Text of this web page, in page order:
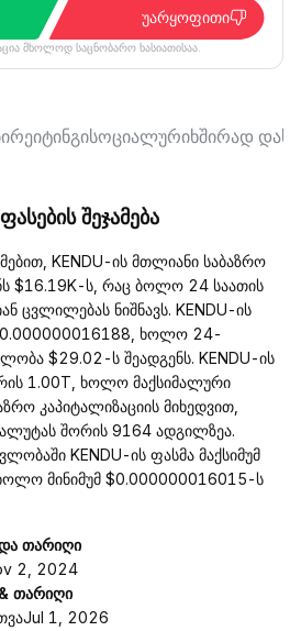
უარყოფითი
მხოლოდ საცნობარო ხასიათისაა.
რეიტინგისოციალურიხშირად
შეჯამება
KENDU-ის მთლიანი საბაზრო
$16.19K-ს, რაც ბოლო 24 საათის
ცვლილებას ნიშნავს. KENDU-ის
ხოლო 24-
$29.02-ს შეადგენს. KENDU-ის
1.00T, ხოლო მაქსიმალური
კაპიტალიზაციის მიხედვით,
შორის 9164 ადგილზეა.
KENDU-ის ფასმა მაქსიმუმ
მინიმუმ $0.000000016015-ს
თარიღი
2, 2024
თარიღი
1, 2026